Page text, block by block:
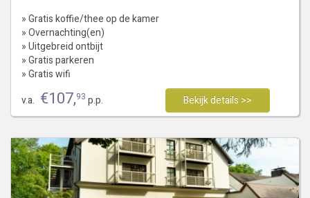
» Gratis koffie/thee op de kamer
» Overnachting(en)
» Uitgebreid ontbijt
» Gratis parkeren
» Gratis wifi
v.a. €107,93 p.p. Bekijk details >>